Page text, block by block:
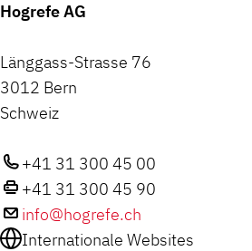
Hogrefe AG
Länggass-Strasse 76
3012 Bern
Schweiz
+41 31 300 45 00
+41 31 300 45 90
info@hogrefe.ch
Internationale Websites